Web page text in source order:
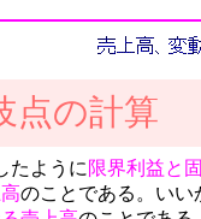
点の計算
たように限界利益と
のことである。いい